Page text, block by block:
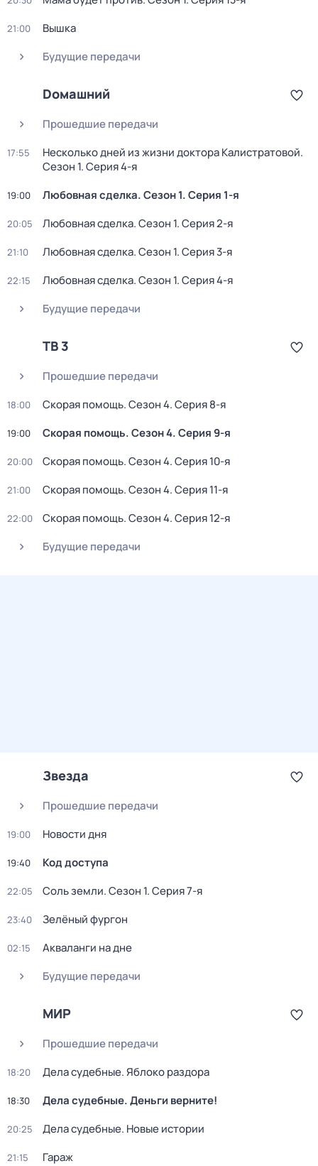
21:00
Вышка
Будущие передачи
Dомашний
Прошедшие передачи
17:55 Несколько дней из жизни доктора Калистратовой.
Сезон 1. Серия 4-я
19:00 Любовная сделка. Сезон 1. Серия 1-я
20:05 Любовная сделка. Сезон 1. Серия 2-я
21:10 Любовная сделка. Сезон 1. Серия 3-я
22:15 Любовная сделка. Сезон 1. Серия 4-я
Будущие передачи
ТВ 3
Прошедшие передачи
18:00 Скорая помощь. Сезон 4. Серия 8-я
19:00 Скорая помощь. Сезон 4. Серия 9-я
20:00 Скорая помощь. Сезон 4. Серия 10-я
21:00 Скорая помощь. Сезон 4. Серия 11-я
22:00 Скорая помощь. Сезон 4. Серия 12-я
Будущие передачи
Звезда
Прошедшие передачи
19:00 Новости дня
19:40 Код доступа
22:05 Соль земли. Сезон 1. Серия 7-я
23:40 Зелёный фургон
02:15
Акваланги на дне
Будущие передачи
МИР
Прошедшие передачи
18:20 Дела судебныe. Яблоко раздорa
18:30 Дела судебные. Деньги верните!
20:25 Дела судебные. Новые истории
21:15 Гараж